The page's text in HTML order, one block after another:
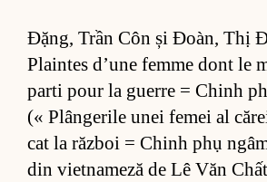
Đặng, Trần Côn și Đoàn, Thị
Plain­tes d’une femme dont le
parti pour la gu­erre = Chinh
(« Plân­ge­rile unei fe­mei al
cat la răz­boi = Chinh phụ
din vi­et­na­meză de Lê Văn